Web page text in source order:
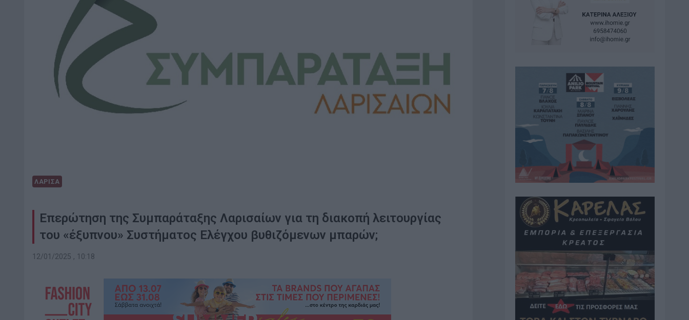
ΛΑΡΙΣΑ
Επερώτηση της Συμπαράταξης Λαρισαίων για τη διακοπή λειτουργίας
του «έξυπνου» Συστήματος Ελέγχου βυθιζόμενων μπαρών;
12/01/2025 , 10:18